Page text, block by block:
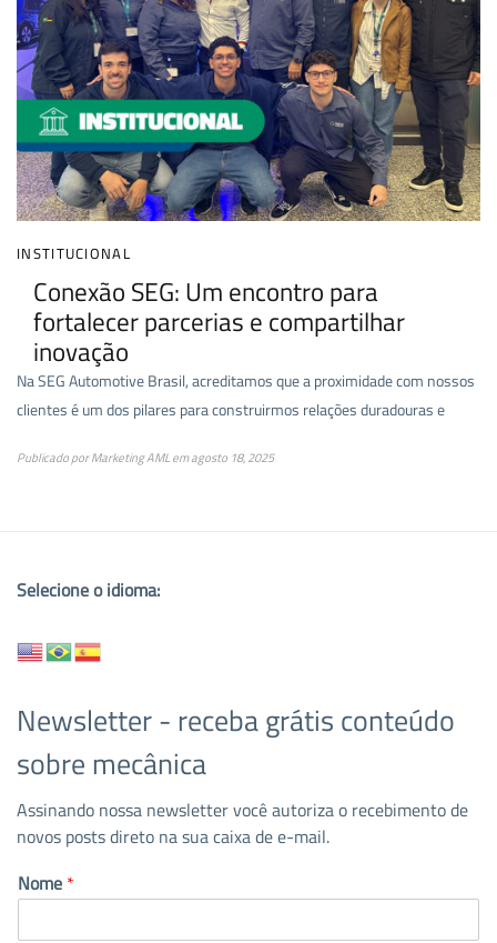
INSTITUCIONAL
Conexão SEG: Um encontro para
fortalecer parcerias e compartilhar
inovação
Na SEG Automotive Brasil, acreditamos que a proximidade com nossos
clientes é um dos pilares para construirmos relações duradouras e
Publicado porMarketing AMLemagosto 18, 2025
Selecione o idioma:
Newsletter - receba grátis conteúdo
sobre mecânica
Assinando nossa newsletter você autoriza o recebimento de
novos posts direto na sua caixa de e-mail.
Nome *